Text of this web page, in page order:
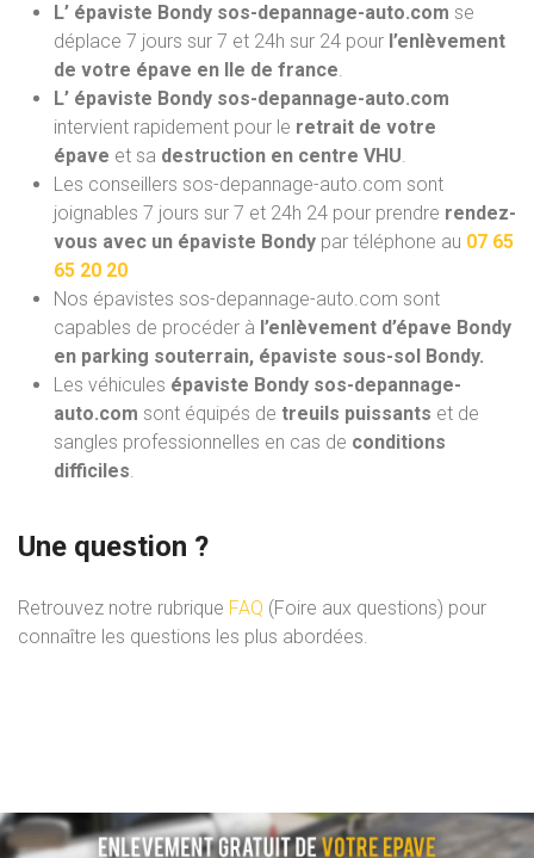
L’ épaviste Bondy sos-depannage-auto.com se
déplace 7 jours sur 7 et 24h sur 24 pour l’enlèvement
de votre épave en Ile de france.
L’ épaviste Bondy sos-depannage-auto.com
intervient rapidement pour le retrait de votre
épave et sa destruction en centre VHU.
Les conseillers sos-depannage-auto.com sont
joignables 7 jours sur 7 et 24h 24 pour prendre rendez-
vous avec un épaviste Bondy par téléphone au 07 65
65 20 20
Nos épavistes sos-depannage-auto.com sont
capables de procéder à l’enlèvement d’épave Bondy
en parking souterrain, épaviste sous-sol Bondy.
Les véhicules épaviste Bondy sos-depannage-
auto.com sont équipés de treuils puissants et de
sangles professionnelles en cas de conditions
difficiles.
Une question ?
Retrouvez notre rubrique FAQ (Foire aux questions) pour
connaître les questions les plus abordées.